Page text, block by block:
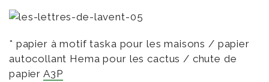
* papier à motif taska pour les maisons / papier
autocollant Hema pour les cactus / chute de
papier A3P